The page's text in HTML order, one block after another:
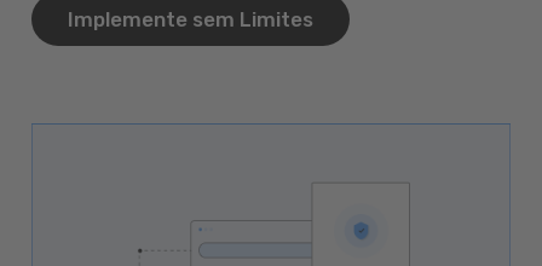
Implemente sem Limites